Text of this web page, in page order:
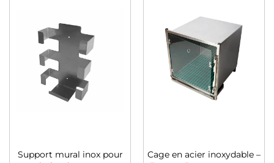
Support mural inox pour
Cage en acier inoxydable –